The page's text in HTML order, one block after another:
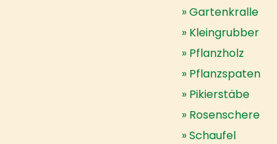
Gartenkralle
Kleingrubber
Pflanzholz
Pflanzspaten
Pikierstäbe
Rosenschere
Schaufel